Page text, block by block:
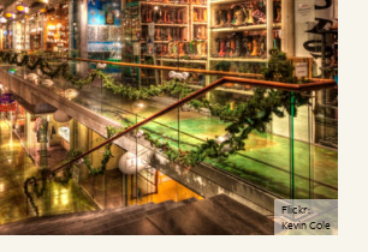
Flickr:
Kevin Cole